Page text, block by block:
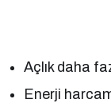
Açlık daha
Enerji